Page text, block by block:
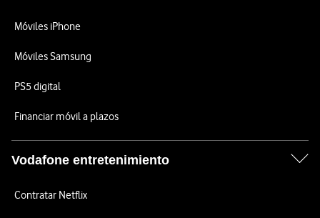
Móviles iPhone
Móviles Samsung
PS5 digital
Financiar móvil a plazos
Vodafone entretenimiento
Contratar Netflix